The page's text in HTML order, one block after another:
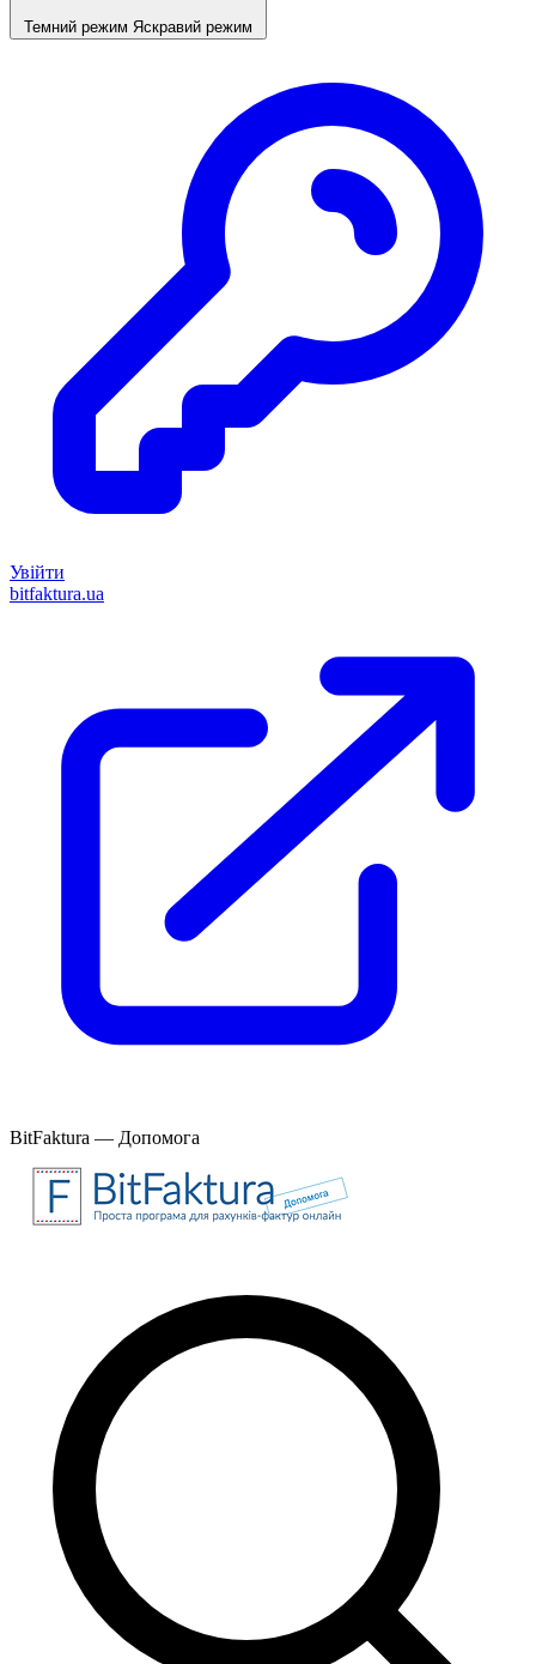
Темний режим Яскравий режим
Увійти
bitfaktura.ua
BitFaktura — Допомога